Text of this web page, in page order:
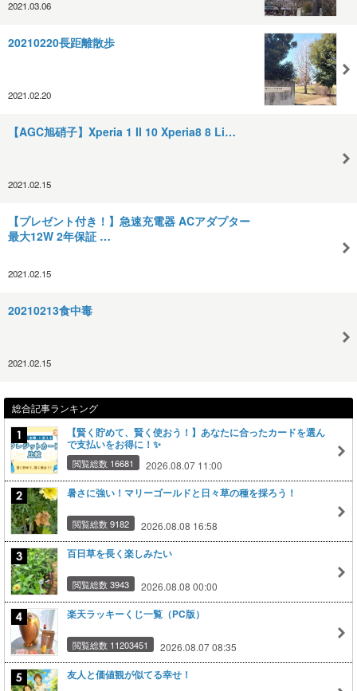
2021.03.06
20210220長距離散歩
2021.02.20
【AGC旭硝子】Xperia 1 II 10 Xperia8 8 Li…
2021.02.15
【プレゼント付き！】急速充電器 ACアダプター
最大12W 2年保証 …
2021.02.15
20210213食中毒
2021.02.15
総合記事ランキング
【賢く貯めて、賢く使おう！】あなたに合ったカードを選ん
で支払いをお得に！✨
閲覧総数 16681 2026.08.07 11:00
暑さに強い！マリーゴールドと日々草の種を採ろう！
閲覧総数 9182 2026.08.08 16:58
百日草を長く楽しみたい
閲覧総数 3943 2026.08.08 00:00
楽天ラッキーくじ一覧（PC版）
閲覧総数 11203451 2026.08.07 08:35
友人と価値観が似てる幸せ！